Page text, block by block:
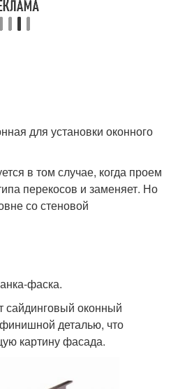
для установки оконного
в том случае, когда проем
перекосов и заменяет. Но
со стеновой
фаска.
сайдинговый оконный
деталью, что
картину фасада.